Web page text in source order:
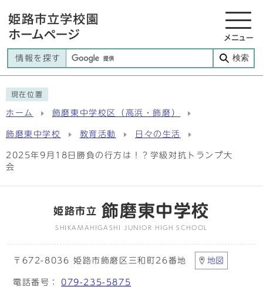
メニュー
情報を探す 検索
現在位置
ホーム 飾磨東中学校区（高浜・飾磨）
飾磨東中学校 教育活動 日々の生活
2025年9月18日勝負の行方は！？学級対抗トランプ大
会
姫路市立 飾磨東中学校
SHIKAMAHIGASHI JUNIOR HIGH SCHOOL
〒672-8036 姫路市飾磨区三和町26番地 地図
電話番号： 079-235-5875